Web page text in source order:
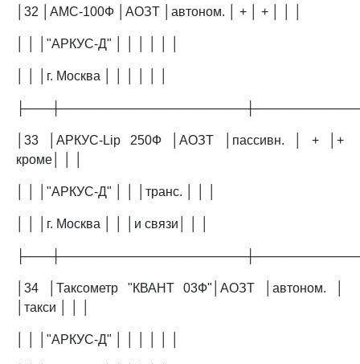
│32 │АМС-100Ф │АОЗТ │автоном. │ + │ + │ │ │
│ │ │"АРКУС-Д" │ │ │ │ │ │
│ │ │г. Москва │ │ │ │ │ │
│33 │АРКУС-Lip 250Ф │АОЗТ │пассивн. │ + │+
кроме│ │ │
│ │ │"АРКУС-Д" │ │ │транс. │ │ │
│ │ │г. Москва │ │ │и связи│ │ │
│34 │Таксометр "КВАНТ 03Ф"│АОЗТ │автоном. │
│такси │ │ │
│ │ │"АРКУС-Д" │ │ │ │ │ │